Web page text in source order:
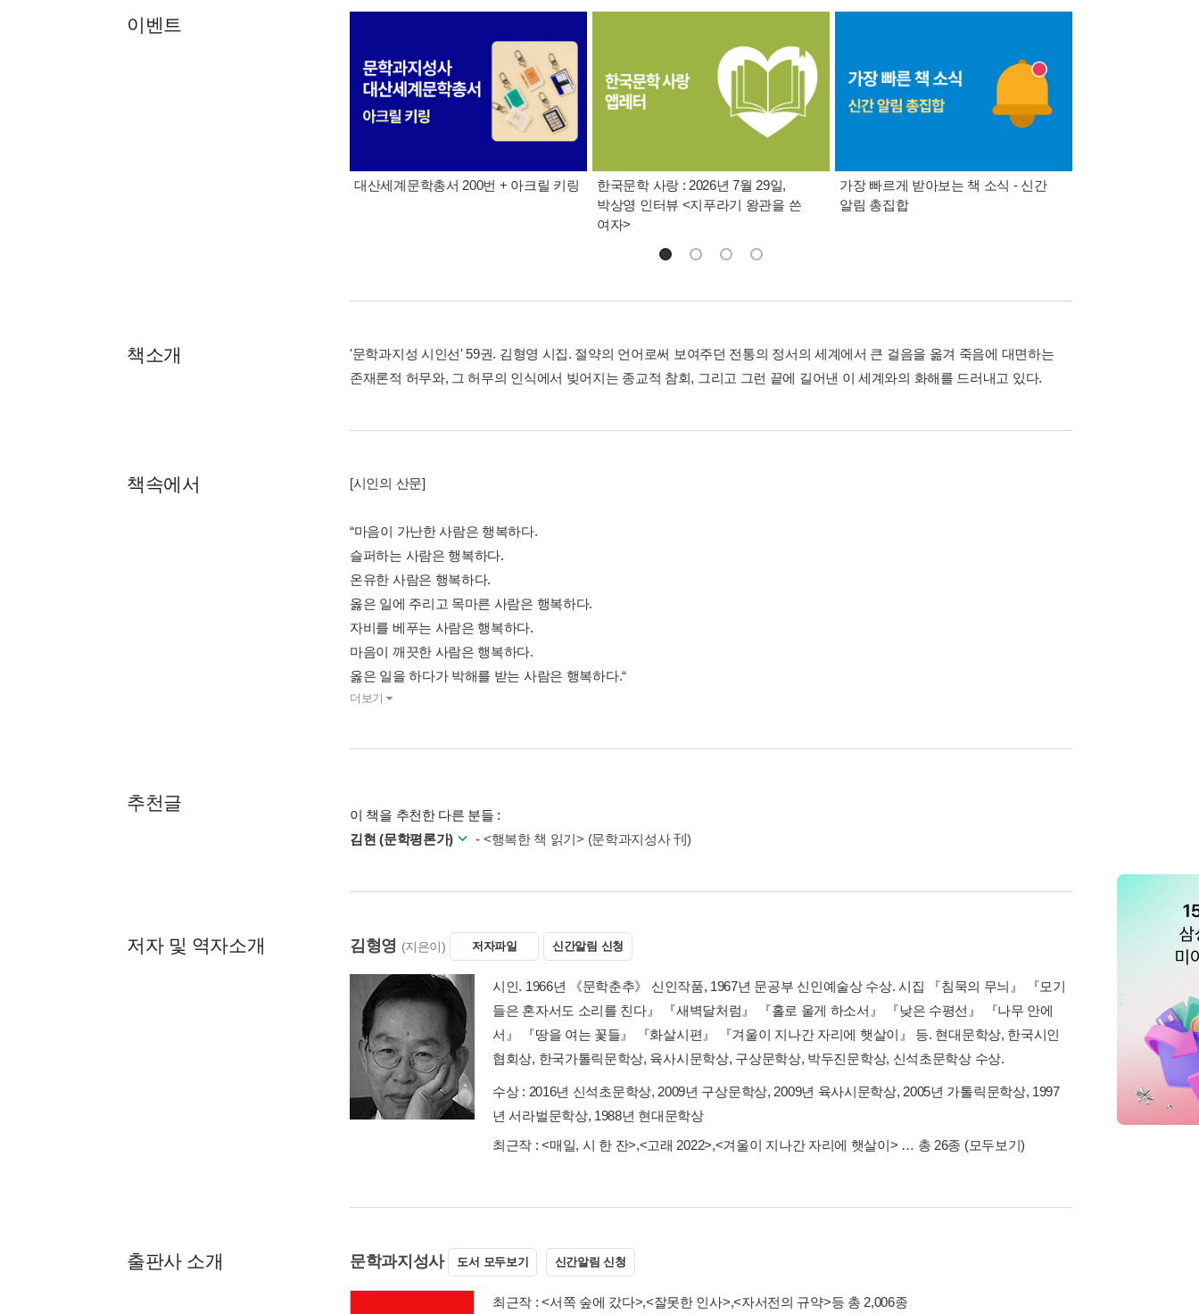
이벤트
대산세계문학총서 200번 + 아크릴 키링
한국문학 사랑 : 2026년 7월 29일,
박상영 인터뷰 <지푸라기 왕관을 쓴
여자>
가장 빠르게 받아보는 책 소식 - 신간
알림 총집합
책소개
'문학과지성 시인선' 59권. 김형영 시집. 절약의 언어로써 보여주던 전통의 정서의 세계에서 큰 걸음을 옮겨 죽음에 대면하는
존재론적 허무와, 그 허무의 인식에서 빚어지는 종교적 참회, 그리고 그런 끝에 길어낸 이 세계와의 화해를 드러내고 있다.
책속에서 [시인의 산문]
“마음이 가난한 사람은 행복하다.
슬퍼하는 사람은 행복하다.
온유한 사람은 행복하다.
옳은 일에 주리고 목마른 사람은 행복하다.
자비를 베푸는 사람은 행복하다.
마음이 깨끗한 사람은 행복하다.
옳은 일을 하다가 박해를 받는 사람은 행복하다.“
더보기
추천글
이 책을 추천한 다른 분들 :
김현 (문학평론가)
- <행복한 책 읽기> (문학과지성사 刊)
저자 및 역자소개 김형영 (지은이) 저자파일 신간알림 신청
시인. 1966년 《문학춘추》 신인작품, 1967년 문공부 신인예술상 수상. 시집 『침묵의 무늬』 『모기
들은 혼자서도 소리를 친다』 『새벽달처럼』 『홀로 울게 하소서』 『낮은 수평선』 『나무 안에
서』 『땅을 여는 꽃들』 『화살시편』 『겨울이 지나간 자리에 햇살이』 등. 현대문학상, 한국시인
협회상, 한국가톨릭문학상, 육사시문학상, 구상문학상, 박두진문학상, 신석초문학상 수상.
수상 : 2016년 신석초문학상, 2009년 구상문학상, 2009년 육사시문학상, 2005년 가톨릭문학상, 1997
년 서라벌문학상, 1988년 현대문학상
최근작 :<매일, 시 한 잔>,<고래 2022>,<겨울이 지나간 자리에 햇살이> … 총 26종 (모두보기)
출판사 소개 문학과지성사 도서 모두보기 신간알림 신청
최근작 :<서쪽 숲에 갔다>,<잘못한 인사>,<자서전의 규약>등 총 2,006종